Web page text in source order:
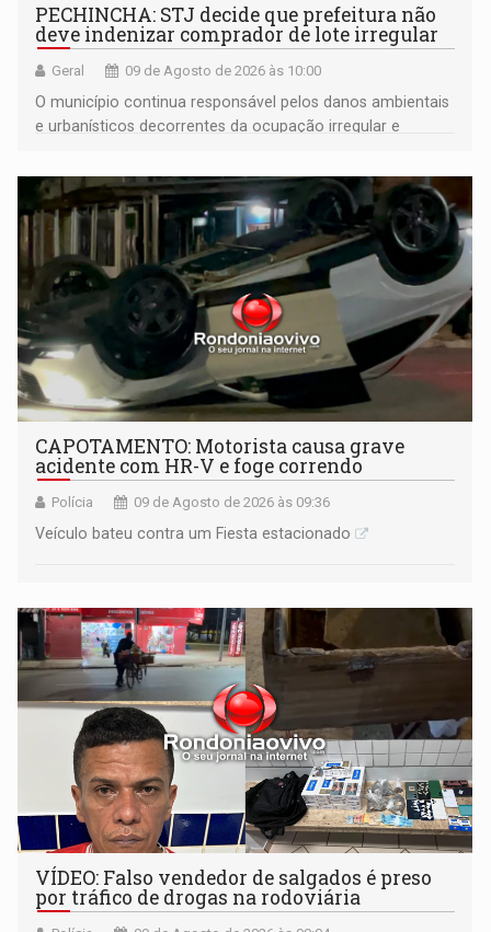
PECHINCHA: STJ decide que prefeitura não
deve indenizar comprador de lote irregular
Geral 09 de Agosto de 2026 às 10:00
O município continua responsável pelos danos ambientais
e urbanísticos decorrentes da ocupação irregular e
CAPOTAMENTO: Motorista causa grave
acidente com HR-V e foge correndo
Polícia 09 de Agosto de 2026 às 09:36
Veículo bateu contra um Fiesta estacionado
VÍDEO: Falso vendedor de salgados é preso
por tráfico de drogas na rodoviária